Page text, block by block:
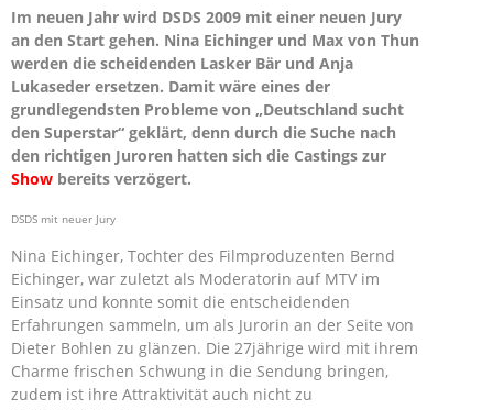
Im neuen Jahr wird DSDS 2009 mit einer neuen Jury
an den Start gehen. Nina Eichinger und Max von Thun
werden die scheidenden Lasker Bär und Anja
Lukaseder ersetzen. Damit wäre eines der
grundlegendsten Probleme von „Deutschland sucht
den Superstar“ geklärt, denn durch die Suche nach
den richtigen Juroren hatten sich die Castings zur
Show bereits verzögert.
DSDS mit neuer Jury
Nina Eichinger, Tochter des Filmproduzenten Bernd
Eichinger, war zuletzt als Moderatorin auf MTV im
Einsatz und konnte somit die entscheidenden
Erfahrungen sammeln, um als Jurorin an der Seite von
Dieter Bohlen zu glänzen. Die 27jährige wird mit ihrem
Charme frischen Schwung in die Sendung bringen,
zudem ist ihre Attraktivität auch nicht zu